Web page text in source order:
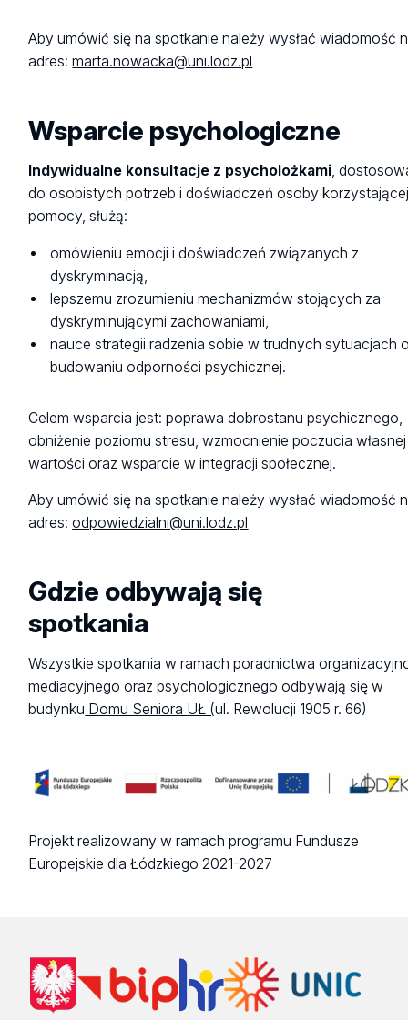
Aby umówić się na spotkanie należy wysłać wiadomość
adres:marta.nowacka@uni.lodz.pl
Wsparcie psychologiczne
Indywidualne konsultacje z psycholożkami,
do osobistych potrzeb i doświadczeń osoby
pomocy, służą:
omówieniu emocji i doświadczeń związanych z
dyskryminacją,
lepszemu zrozumieniu mechanizmów stojących za
dyskryminującymi zachowaniami,
nauce strategii radzenia sobie w trudnych sytuacjach
budowaniu odporności psychicznej.
Celem wsparcia jest: poprawa dobrostanu psychicznego,
obniżenie poziomu stresu, wzmocnienie poczucia własnej
wartości oraz wsparcie w integracji społecznej.
Aby umówić się na spotkanie należy wysłać wiadomość
adres:odpowiedzialni@uni.lodz.pl
Gdzie odbywają się
spotkania
Wszystkie spotkania w ramach poradnictwa
mediacyjnego oraz psychologicznego odbywają się w
budynku Domu Seniora UŁ (ul. Rewolucji 1905 r. 66)
Projekt realizowany w ramach programu Fundusze
Europejskie dla Łódzkiego 2021-2027